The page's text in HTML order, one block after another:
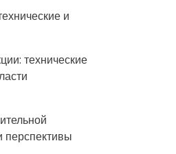
и
технические
перспективы